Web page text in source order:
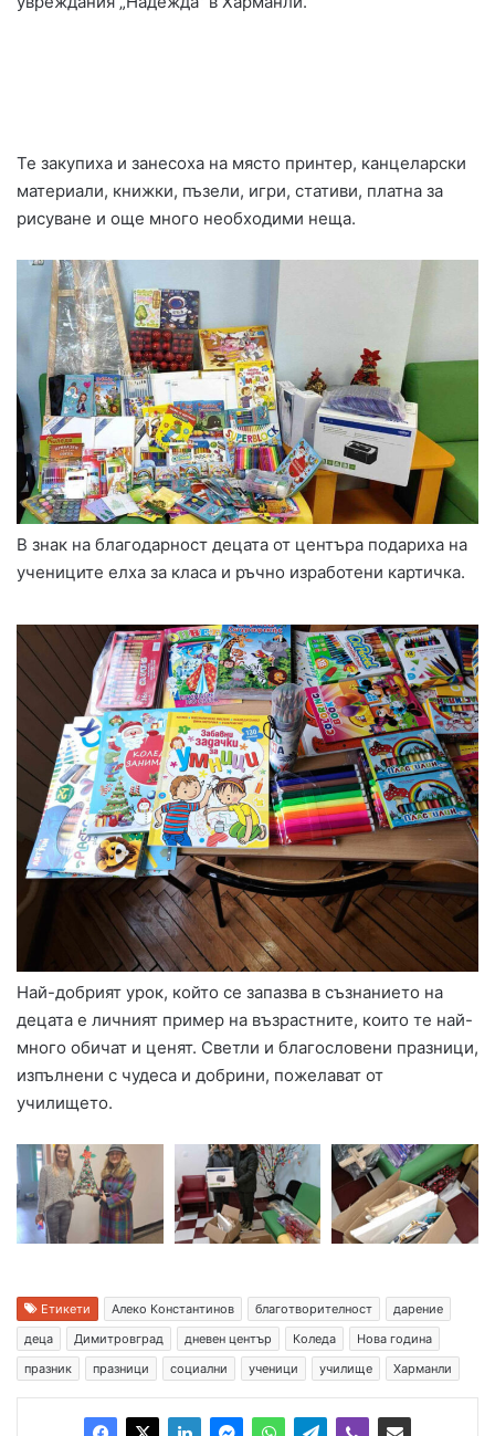
Те закупиха и занесоха на място принтер, канцеларски
материали, книжки, пъзели, игри, стативи, платна за
рисуване и още много необходими неща.
В знак на благодарност децата от центъра подариха на
учениците елха за класа и ръчно изработени картичка.
Най-добрият урок, който се запазва в съзнанието на
децата е личният пример на възрастните, които те най-
много обичат и ценят. Светли и благословени празници,
изпълнени с чудеса и добрини, пожелават от
училището.
Етикети Алеко Константинов благотворителност
дарение
деца
Димитровград дневен център Коледа
Нова година
празник
празници социални ученици училище Харманли